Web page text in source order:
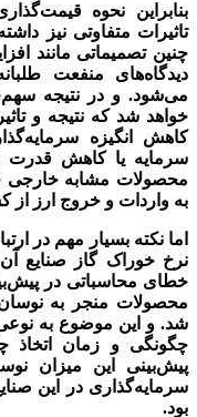
بنابراین نحوه
تاثیرات متفاوتی نیز
چنین تصمیماتی مانند
دیدگاه‌‌‌های منفعت
می‌شود. و در نتیجه
خواهد شد که نتیجه و
کاهش انگیزه
سرمایه یا کاهش قدرت
محصولات مشابه خارجی
به واردات و خروج ارز
اما نکته بسیار مهم در
نرخ خوراک گاز صنایع
خطای محاسباتی در
محصولات منجر به
شد. و این موضوع به
چگونگی و زمان اتخاذ
پیش‌بینی این میزان
سرمایه‌گذاری در این
بود.